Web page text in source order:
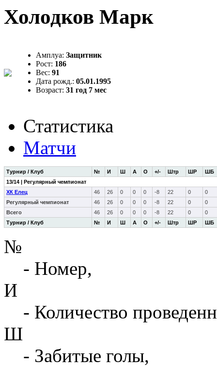
Холодков Марк
Амплуа: Защитник
Рост: 186
Вес: 91
Дата рожд.: 05.01.1995
Возраст: 31 год 7 мес
Статистика
Матчи
Турнир / Клуб № И Ш А О +/- Штр ШР ШБ
Турнир / Клуб № И Ш А О +/- Штр ШР ШБ
13/14 | Регулярный чемпионат
ХК Елец
46 26 0 0 0 -8 22 0
0
Регулярный чемпионат
46 26 0 0 0 -8 22 0
0
Всего
46 26 0 0 0 -8 22 0 0
№
- Номер,
И
- Количество
Ш
- Забитые голы,